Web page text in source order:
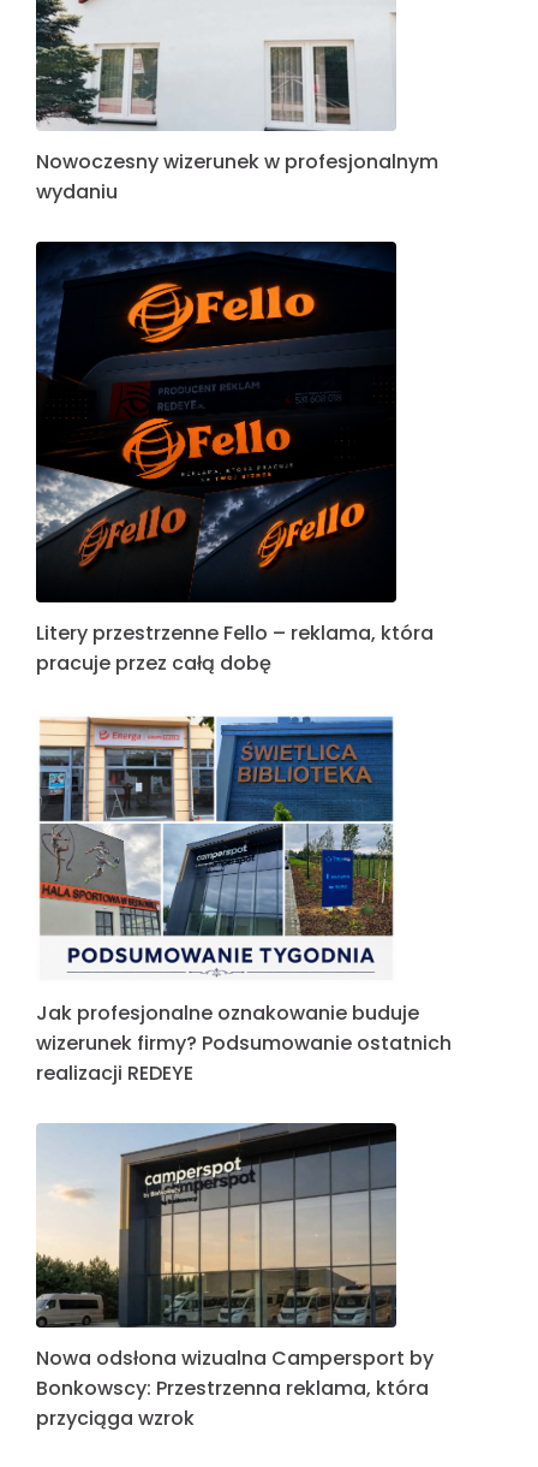
Nowoczesny wizerunek w profesjonalnym
wydaniu
Litery przestrzenne Fello – reklama, która
pracuje przez całą dobę
Jak profesjonalne oznakowanie buduje
wizerunek firmy? Podsumowanie ostatnich
realizacji REDEYE
Nowa odsłona wizualna Campersport by
Bonkowscy: Przestrzenna reklama, która
przyciąga wzrok